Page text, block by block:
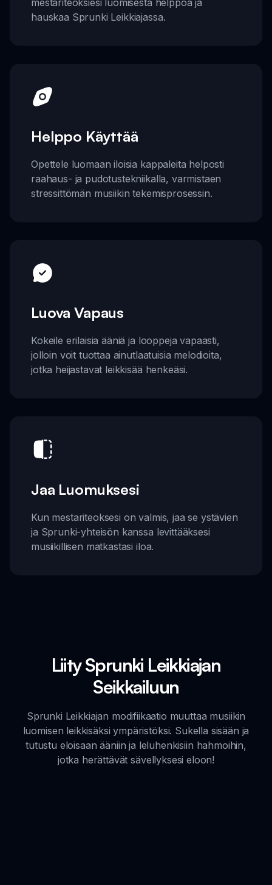
hauskaa Sprunki Leikkiajassa.
Helppo Käyttää
Opettele luomaan iloisia kappaleita helposti
raahaus- ja pudotustekniikalla, varmistaen
stressittömän musiikin tekemisprosessin.
Luova Vapaus
Kokeile erilaisia ääniä ja looppeja vapaasti,
jolloin voit tuottaa ainutlaatuisia melodioita,
jotka heijastavat leikkisää henkeäsi.
Jaa Luomuksesi
Kun mestariteoksesi on valmis, jaa se ystävien
ja Sprunki-yhteisön kanssa levittääksesi
musiikillisen matkastasi iloa.
Liity Sprunki Leikkiajan
Seikkailuun
Sprunki Leikkiajan modifiikaatio muuttaa musiikin
luomisen leikkisäksi ympäristöksi. Sukella sisään ja
tutustu eloisaan ääniin ja leluhenkisiin hahmoihin,
jotka herättävät sävellyksesi eloon!